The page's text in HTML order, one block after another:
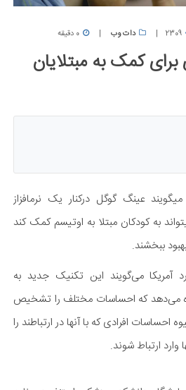
2309 دات وب 0 دقیقه
کمک به مبتلایان
عینگ گوگل درکنار یک نرمافزاز
به کودکان مبتلا به اوتیسم کمک کند
ببخشند.
آمریکا می‌گویند این تکنیک جدید به
می‌دهد که احساسات مختلف را تشخیص
احساسات افرادی که با آنها در ارتباطند را
ارتباط شوند.